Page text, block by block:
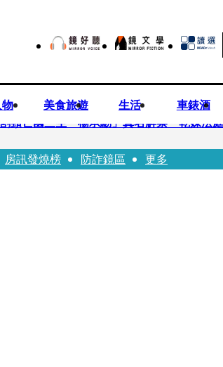
物 美食旅遊 生活 車錶酒
頸亡國三生「楊承勳」真名解禁 乾妹法
媽底子好
房訊發燒榜 防詐鏡區 更多